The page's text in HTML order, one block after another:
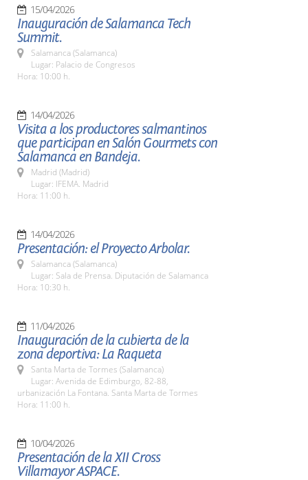
15/04/2026
Inauguración de Salamanca Tech
Summit.
Salamanca (Salamanca)
Lugar: Palacio de Congresos
Hora: 10:00 h.
14/04/2026
Visita a los productores salmantinos
que participan en Salón Gourmets con
Salamanca en Bandeja.
Madrid (Madrid)
Lugar: IFEMA. Madrid
Hora: 11:00 h.
14/04/2026
Presentación: el Proyecto Arbolar.
Salamanca (Salamanca)
Lugar: Sala de Prensa. Diputación de Salamanca
Hora: 10:30 h.
11/04/2026
Inauguración de la cubierta de la
zona deportiva: La Raqueta
Santa Marta de Tormes (Salamanca)
Lugar: Avenida de Edimburgo, 82-88,
urbanización La Fontana. Santa Marta de Tormes
Hora: 11:00 h.
10/04/2026
Presentación de la XII Cross
Villamayor ASPACE.